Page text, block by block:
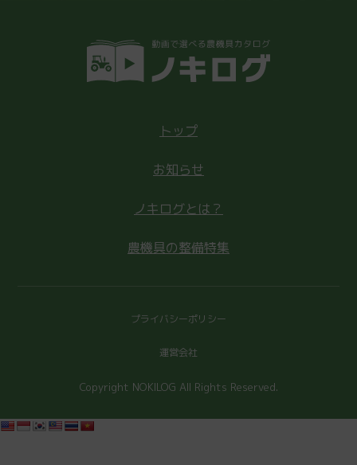
トップ
お知らせ
ノキログとは？
農機具の整備特集
プライバシーポリシー
運営会社
Copyright NOKILOG All Rights Reserved.